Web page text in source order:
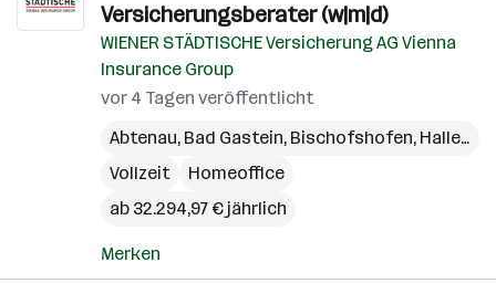
Versicherungsberater (w|m|d)
WIENER STÄDTISCHE Versicherung AG Vienna
Insurance Group
vor 4 Tagen veröffentlicht
Abtenau, Bad Gastein, Bischofshofen, Hallein
Vollzeit
Homeoffice
ab 32.294,97 € jährlich
Merken